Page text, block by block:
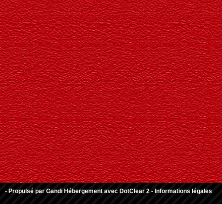
- Propulsé par Gandi Hébergement avec DotClear 2 - Informations légales